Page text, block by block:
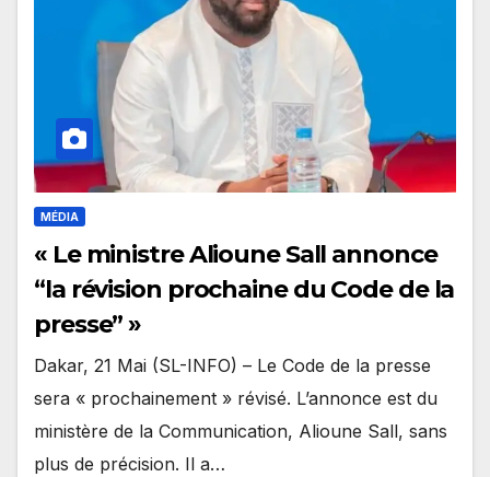
MÉDIA
« Le ministre Alioune Sall annonce
“la révision prochaine du Code de la
presse” »
Dakar, 21 Mai (SL-INFO) – Le Code de la presse
sera « prochainement » révisé. L’annonce est du
ministère de la Communication, Alioune Sall, sans
plus de précision. Il a…